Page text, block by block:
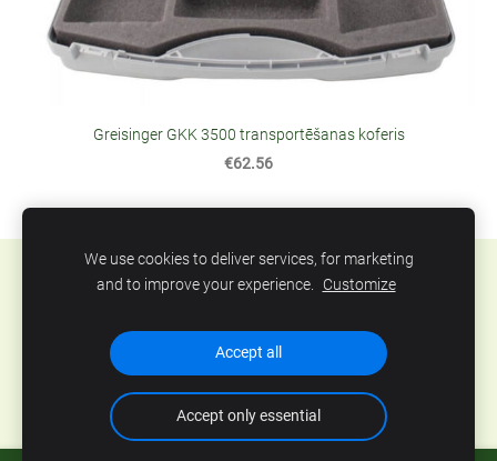
Greisinger GKK 3500 transportēšanas koferis
€62.56
Sīkdatnes
SIA Abero, Mūkusalas 33, Rīga, Latvija. Tel.: +371
67801078, epasts:info@abero.lv
We use cookies to deliver services, for marketing
and to improve your experience. Customize
Accept all
Accept only essential